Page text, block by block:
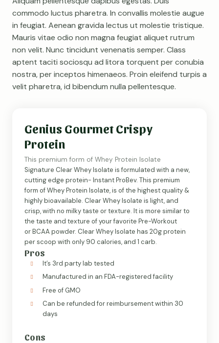
commodo luctus pharetra. In convallis molestie augue
in feugiat. Aenean gravida lectus ut molestie tristique.
Mauris vitae odio non magna feugiat aliquet rutrum
non velit. Nunc tincidunt venenatis semper. Class
aptent taciti sociosqu ad litora torquent per conubia
nostra, per inceptos himenaeos. Proin eleifend turpis a
velit pharetra, id bibendum nulla pellentesque.
Genius Gourmet Crispy
Protein
This premium form of Whey Protein Isolate
Signature Clear Whey Isolate is formulated with a new,
cutting edge protein- Instant ProBev. This premium
form of Whey Protein Isolate, is of the highest quality &
highly bioavailable. Clear Whey Isolate is light, and
crisp, with no milky taste or texture. It is more similar to
the taste and texture of your favorite Pre-Workout
or BCAA powder. Clear Whey Isolate has 20g protein
per scoop with only 90 calories, and 1 carb.
Pros
It’s 3rd party lab tested
Manufactured in an FDA-registered facility
Free of GMO
Can be refunded for reimbursement within 30
days
Cons
No Thanks
Remember Me